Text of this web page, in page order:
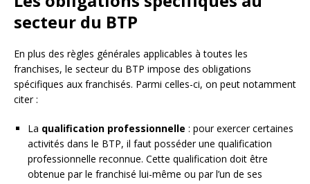
secteur du BTP
En plus des règles générales applicables à toutes les
franchises, le secteur du BTP impose des obligations
spécifiques aux franchisés. Parmi celles-ci, on peut notamment
citer :
La qualification professionnelle : pour exercer certaines
activités dans le BTP, il faut posséder une qualification
professionnelle reconnue. Cette qualification doit être
obtenue par le franchisé lui-même ou par l’un de ses